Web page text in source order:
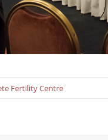
Fertility Centre